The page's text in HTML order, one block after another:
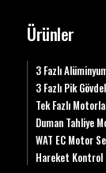
Ürünler
3 Fazlı
3 Fazlı Pik
Tek Fazlı
Duman Tahliye
WAT EC Motor
Hareket Kontrol